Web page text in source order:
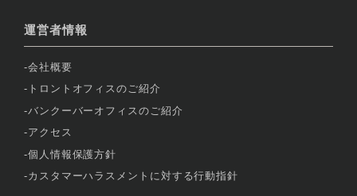
運営者情報
会社概要
トロントオフィスのご紹介
バンクーバーオフィスのご紹介
アクセス
個人情報保護方針
カスタマーハラスメントに対する行動指針